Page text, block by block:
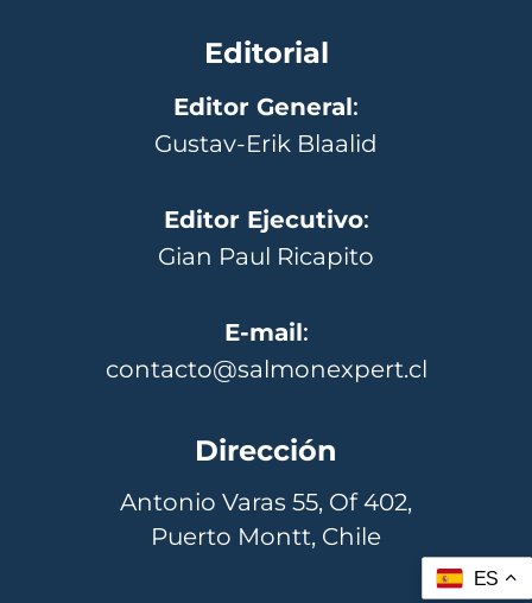
Editorial
Editor General:
Gustav-Erik Blaalid
Editor Ejecutivo:
Gian Paul Ricapito
E-mail:
contacto@salmonexpert.cl
Dirección
Antonio Varas 55, Of 402,
Puerto Montt, Chile
ES